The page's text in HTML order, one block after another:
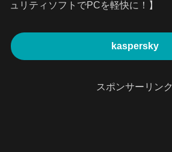
ュリティソフトでPCを軽快に！】
kaspersky
スポンサーリンク